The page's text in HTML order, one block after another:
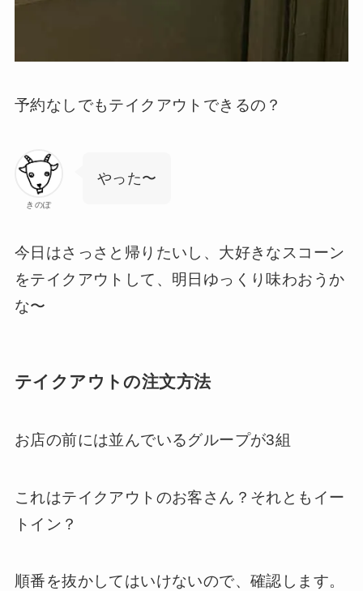
予約なしでもテイクアウトできるの？
きのぽ
やった〜
今日はさっさと帰りたいし、大好きなスコーン
をテイクアウトして、明日ゆっくり味わおうか
な〜
テイクアウトの注文方法
お店の前には並んでいるグループが3組
これはテイクアウトのお客さん？それともイー
トイン？
順番を抜かしてはいけないので、確認します。